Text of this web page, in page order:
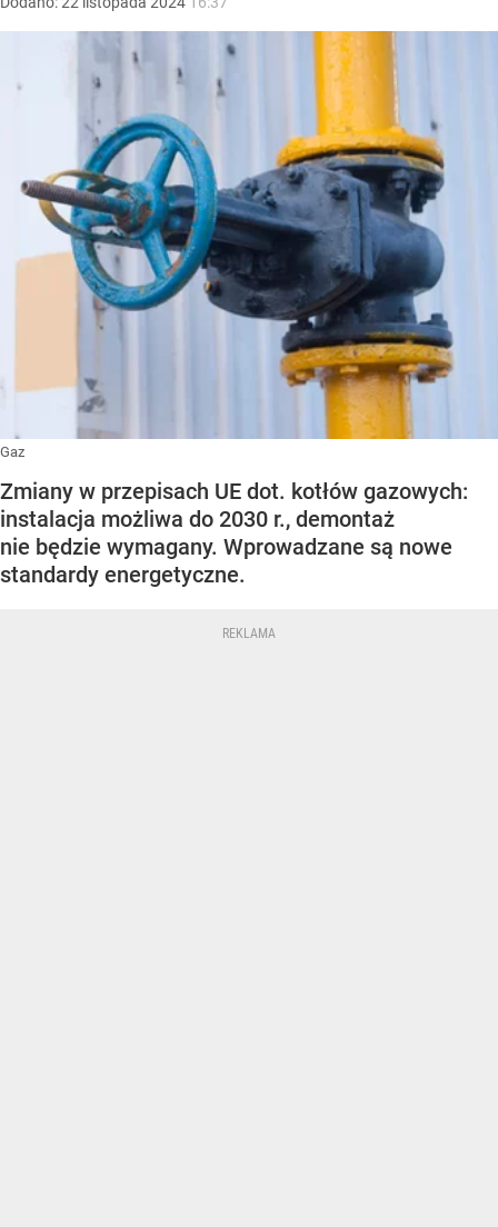
Gaz
Zmiany w przepisach UE dot. kotłów gazowych:
instalacja możliwa do 2030 r., demontaż
nie będzie wymagany. Wprowadzane są nowe
standardy energetyczne.